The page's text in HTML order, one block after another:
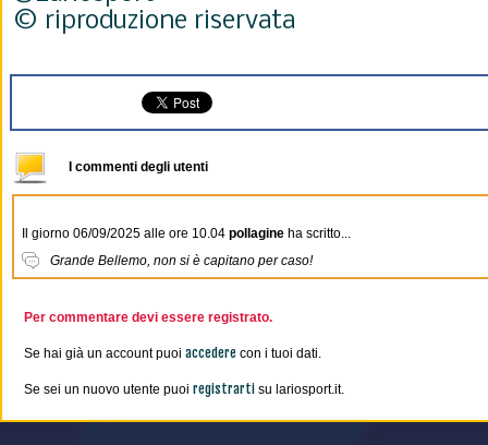
© riproduzione riservata
I commenti degli utenti
Il giorno 06/09/2025 alle ore 10.04 pollagine ha scritto...
Grande Bellemo, non si è capitano per caso!
Per commentare devi essere registrato.
Se hai già un account puoi accedere con i tuoi dati.
Se sei un nuovo utente puoi registrarti su lariosport.it.